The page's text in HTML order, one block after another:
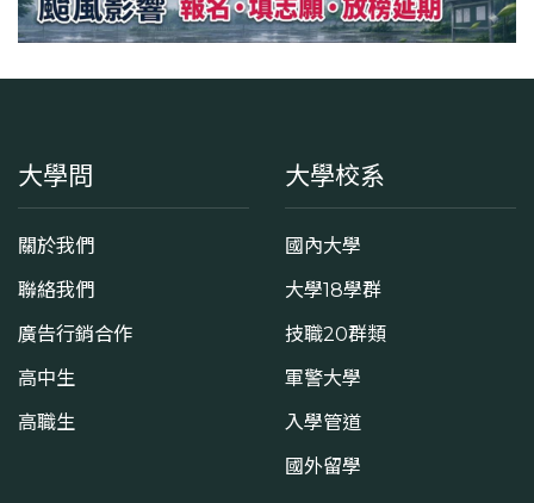
大學問
關於我們
聯絡我們
廣告行銷合作
高中生
高職生
大學校系
國內大學
大學18學群
技職20群類
軍警大學
入學管道
國外留學